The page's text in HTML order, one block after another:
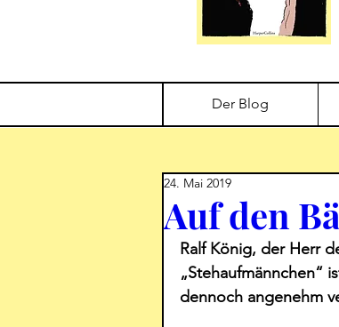
Der Blog
Auf den
24. Mai 2019
Ralf König, der Herr
„Stehaufmännchen“
dennoch angenehm